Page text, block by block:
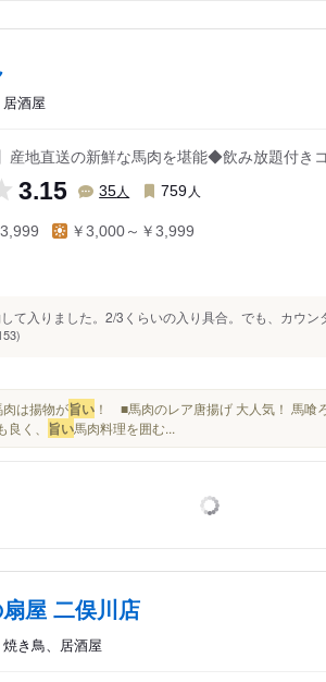
酒屋
産地直送の新鮮な馬肉を堪能◆飲み放題付
3.15 35人 759 人
￥3,000～￥3,999
て入りました。2/3くらいの入り具合。でも、カウン
は揚物が旨い ！ ■馬肉のレア唐揚げ 大人気！ 馬喰
く、
旨い馬肉料理を囲む...
屋 二俣川店
き鳥、居酒屋